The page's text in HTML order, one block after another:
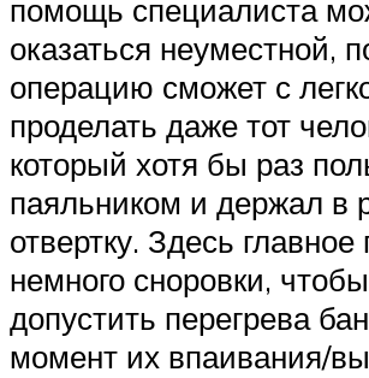
помощь специалиста
оказаться неуместной,
операцию сможет с
проделать даже тот
который хотя бы раз
паяльником и держал в
отвертку. Здесь главное
немного сноровки,
допустить перегрева
момент их впаивания/